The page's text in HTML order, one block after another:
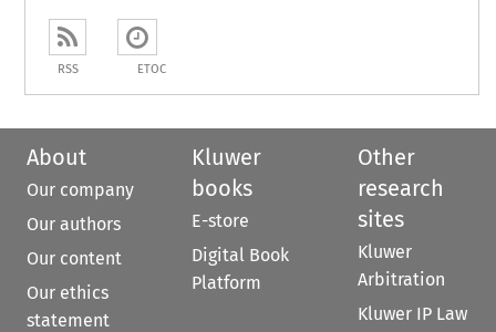
RSS ETOC
About
Our company
Our authors
Our content
Our ethics
statement
Kluwer
books
E-store
Digital Book
Platform
Other
research
sites
Kluwer
Arbitration
Kluwer IP Law